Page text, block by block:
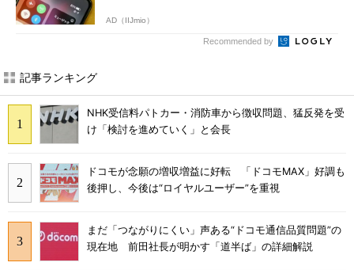
AD（IIJmio）
Recommended by
記事ランキング
NHK受信料パトカー・消防車から徴収問題、猛反発を受
け「検討を進めていく」と会長
ドコモが念願の増収増益に好転 「ドコモMAX」好調も
後押し、今後は“ロイヤルユーザー”を重視
まだ「つながりにくい」声ある“ドコモ通信品質問題”の
現在地 前田社長が明かす「道半ば」の詳細解説